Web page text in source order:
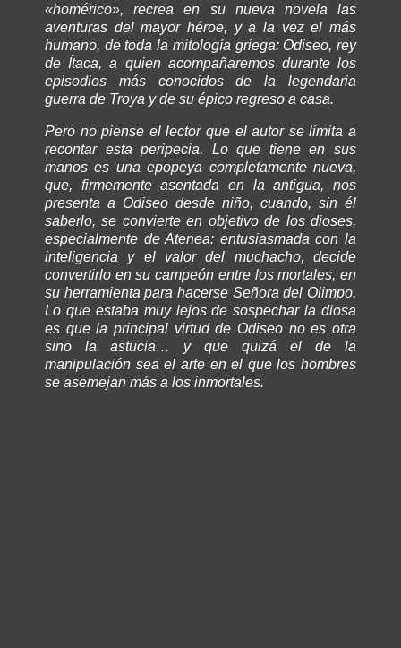
«homérico», recrea en su nueva novela las
aventuras del mayor héroe, y a la vez el más
humano, de toda la mitología griega: Odiseo, rey
de Ítaca, a quien acompañaremos durante los
episodios más conocidos de la legendaria
guerra de Troya y de su épico regreso a casa.
Pero no piense el lector que el autor se limita a
recontar esta peripecia. Lo que tiene en sus
manos es una epopeya completamente nueva,
que, firmemente asentada en la antigua, nos
presenta a Odiseo desde niño, cuando, sin él
saberlo, se convierte en objetivo de los dioses,
especialmente de Atenea: entusiasmada con la
inteligencia y el valor del muchacho, decide
convertirlo en su campeón entre los mortales, en
su herramienta para hacerse Señora del Olimpo.
Lo que estaba muy lejos de sospechar la diosa
es que la principal virtud de Odiseo no es otra
sino la astucia… y que quizá el de la
manipulación sea el arte en el que los hombres
se asemejan más a los inmortales.